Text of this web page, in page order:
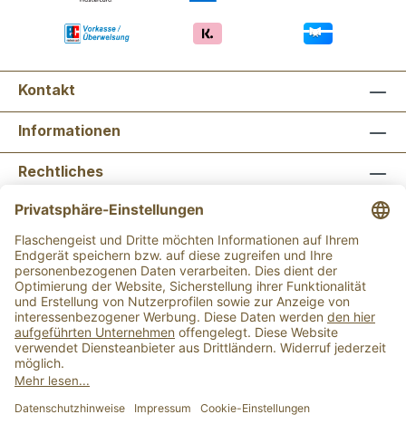
Kontakt
Informationen
Rechtliches
Newsletter abonnieren
Flaschengeist Bonn Flaschengeist Münster
Alle Preise inkl. gesetzl. Mehrwertsteuer zzgl.
Versandkosten